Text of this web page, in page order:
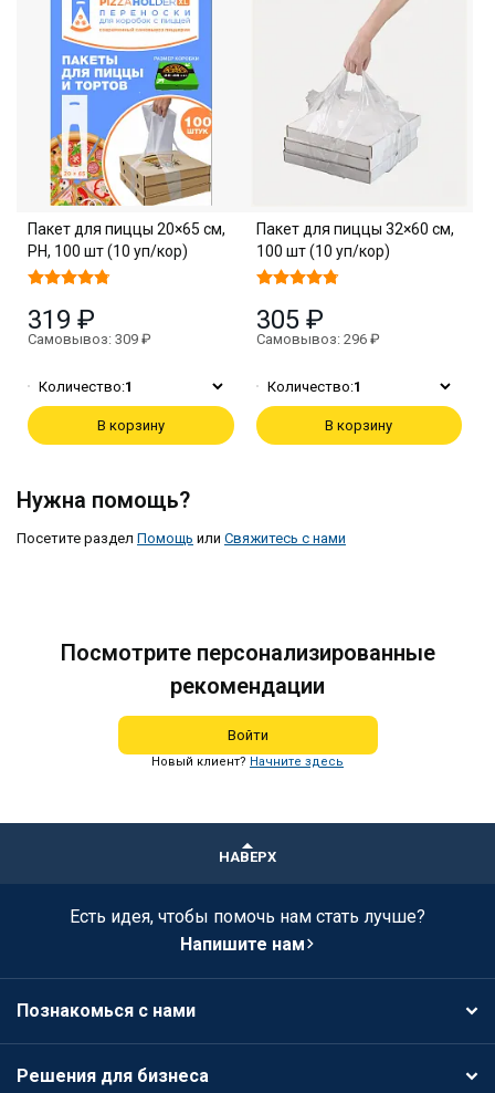
Пакет для пиццы 20×65 см,
PH, 100 шт (10 уп/кор)
319 ₽
Самовывоз: 309 ₽
Количество:1
В корзину
Пакет для пиццы 32×60 см,
100 шт (10 уп/кор)
305 ₽
Самовывоз: 296 ₽
Количество:1
В корзину
Нужна помощь?
Посетите раздел Помощь или Свяжитесь с нами
Посмотрите персонализированные
рекомендации
Войти
Новый клиент? Начните здесь
НАВЕРХ
Есть идея, чтобы помочь нам стать лучше?
Напишите нам
Познакомься с нами
Решения для бизнеса